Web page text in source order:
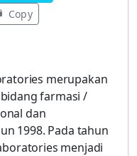
Copy
merupakan
farmasi /
dan
1998. Pada tahun
menjadi